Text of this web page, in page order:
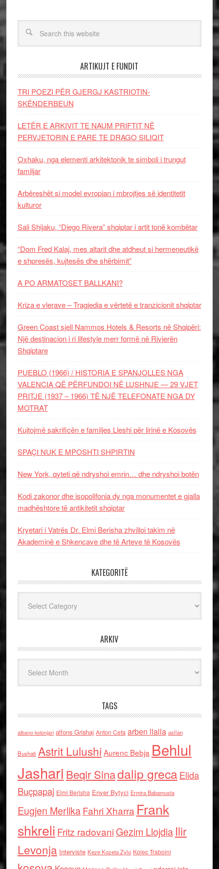
ARTIKUJT E FUNDIT
TRI POEZI PËR GJERGJ KASTRIOTIN-
SKËNDERBEUN
LETËR E ARKIVIT TE NAUM PRIFTIT NË
PERVJETORIN E PARE TE DRAGO SILIQIT
Oxhaku, nga elementi arkitektonik te simboli i trungut
familjar
Arbëreshët si model evropian i mbrojtjes së identitetit
kulturor
Sali Shijaku, “Diego Rivera” shqiptar i artit tonë kombëtar
“Dom Fred Kalaj, mes altarit dhe atdheut si hermeneutikë
e shpresës, kujtesës dhe shërbimit”
A PO ARMATOSET BALLKANI?
Kriza e vlerave – Tragjedia e vërtetë e tranzicionit shqiptar
Green Coast sjell Nammos Hotels & Resorts në Shqipëri:
Një destinacion i ri lifestyle merr formë në Rivierën
Shqiptare
PUEBLO (1966) / HISTORIA E SPANJOLLES NGA
VALENCIA QË PËRFUNDOI NË LUSHNJE — 29 VJET
PRITJE (1937 – 1966) TË NJË TELEFONATE NGA DY
MOTRAT
Kujtojmë sakrificën e familjes Lleshi për lirinë e Kosovës
SPAÇI NUK E MPOSHTI SHPIRTIN
New York, qyteti që ndryshoi emrin… dhe ndryshoi botën
Kodi zakonor dhe isopolifonia dy nga monumentet e gjalla
madhështore të antikitetit shqiptar
Kryetari i Vatrës Dr. Elmi Berisha zhvilloi takim në
Akademinë e Shkencave dhe të Arteve të Kosovës
KATEGORITË
ARKIV
TAGS
albano kolonjari alfons Grishaj Anton Cefa arben llalla asllan
Bushati Astrit Lulushi Aurenc Bebja Behlul
Jashari Beqir Sinadalip grecaElida
Buçpapaj Elmi Berisha Enver Bytyci Ermira Babamusta
Eugjen MerlikaFahri Xharra Frank
shkreli Fritz radovaniGezim Llojdia Ilir
Levonja Interviste Keze Kozeta Zylo Kolec Traboini